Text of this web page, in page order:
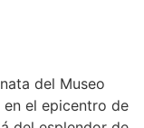
del Museo
el epicentro de